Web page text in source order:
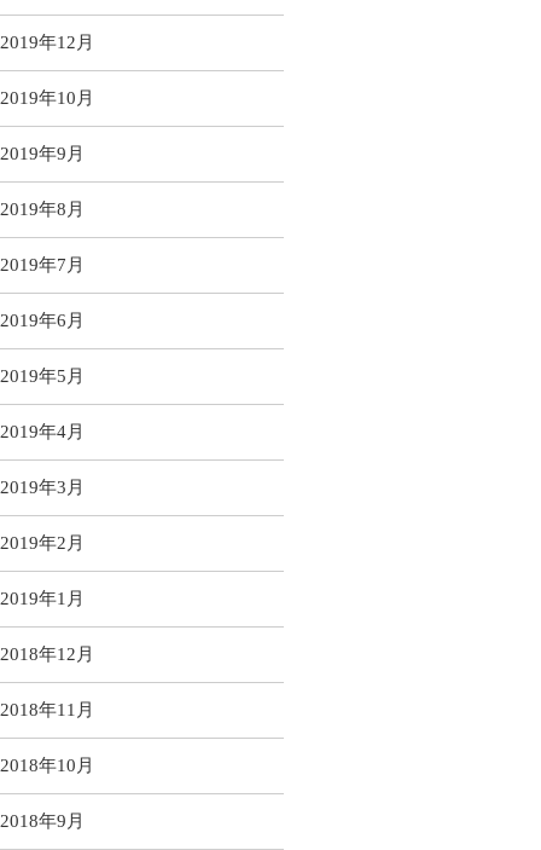
2019年12月
2019年10月
2019年9月
2019年8月
2019年7月
2019年6月
2019年5月
2019年4月
2019年3月
2019年2月
2019年1月
2018年12月
2018年11月
2018年10月
2018年9月